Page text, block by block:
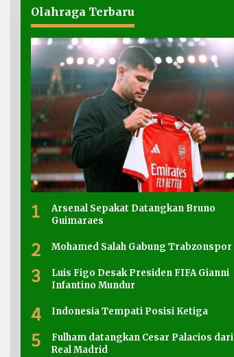
Olahraga Terbaru
1
Arsenal Sepakat Datangkan Bruno
Guimaraes
2 Mohamed Salah Gabung Trabzonspor
3
Luis Figo Desak Presiden FIFA Gianni
Infantino Mundur
4 Indonesia Tempati Posisi Ketiga
5
Fulham datangkan Cesar Palacios dari
Real Madrid